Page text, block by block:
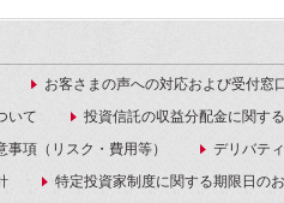
お客さまの声への対応および受付窓
いて
投資信託の収益分配金に関す
項（リスク・費用等）
デリバテ
特定投資家制度に関する期限日の